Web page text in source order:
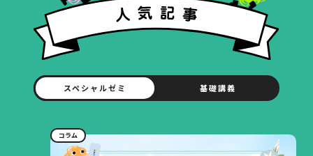
スペシャルゼミ 基礎講義
コラム